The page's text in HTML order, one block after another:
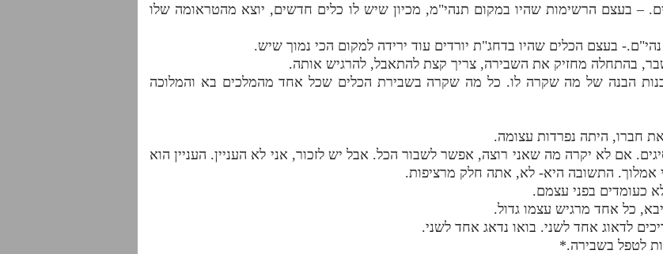
– בעצם הרשימות שהיו במקום תנהי"מ, מכיון שיש לו כלים חדשים, יוצא מהטראומה שלו
בהתחלה מחזיק את השבירה, צריך קצת להתאבל, להרגיש אותה.
הבנה של מה שקרה לו. כל מה שקרה בשבירת הכלים שכל אחד מהמלכים בא והמלוכה
חברו, היתה נפרדות עצומה.
אם לא יקרה מה שאני רוצה, אפשר לשבור הכל. אבל יש לזכור, אני לא העניין. העניין הוא
אמלוך. התשובה היא- לא, אתה חלק מרציפות.
כעומדים בפני עצמם.
כל אחד מרגיש עצמו גדול.
לדאוג אחד לשני. בואו נדאג אחד לשני.
לטפל בשבירה.*